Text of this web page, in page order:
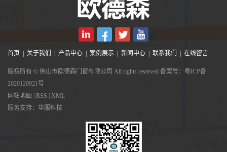
首页 | 关于我们 | 产品中心 | 案例展示 | 新闻中心 | 联系我们 | 在线留言
版权所有 © 佛山市欧德森门窗有限公司 All rights reserved 备案号： 粤ICP备
2020120921号
网站地图 | RSS | XML
服务支持： 华服科技